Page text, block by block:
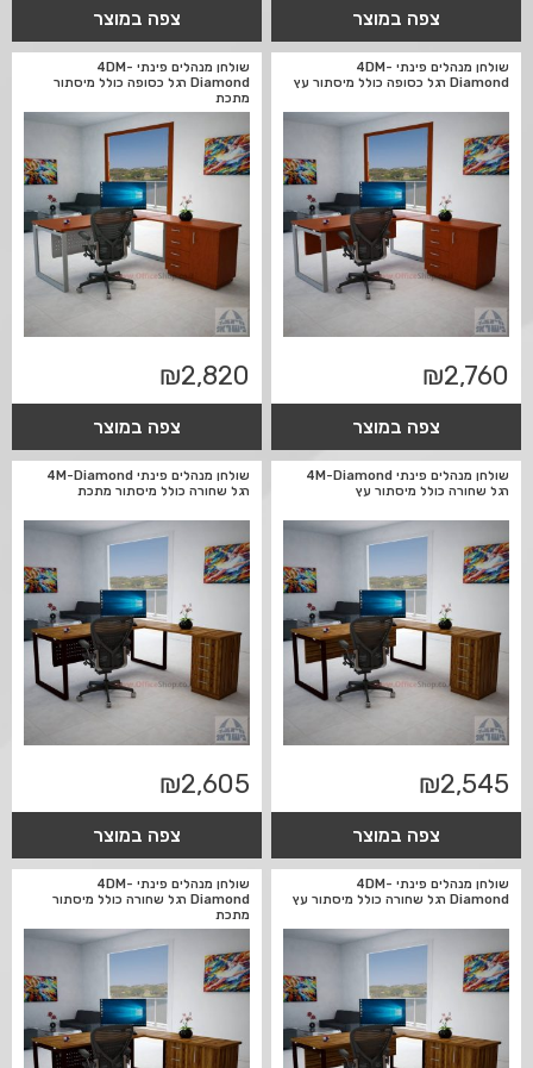
צפה במוצר צפה במוצר
שולחן מנהלים פינתי 4DM-
Diamond רגל כסופה כולל מיסתור עץ
₪2,760
צפה במוצר
שולחן מנהלים פינתי 4DM-
Diamond רגל כסופה כולל מיסתור
מתכת
₪2,820
צפה במוצר
שולחן מנהלים פינתי 4M-Diamond
רגל שחורה כולל מיסתור עץ
₪2,545
צפה במוצר
שולחן מנהלים פינתי 4M-Diamond
רגל שחורה כולל מיסתור מתכת
₪2,605
צפה במוצר
שולחן מנהלים פינתי 4DM-
Diamond רגל שחורה כולל מיסתור עץ
שולחן מנהלים פינתי 4DM-
Diamond רגל שחורה כולל מיסתור
מתכת